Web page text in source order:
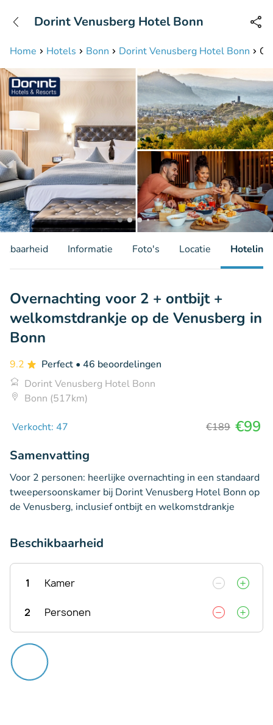
Bereikbaar tot 23:00 uur
Home Hotels Bonn Dorint Venusberg Hotel Bonn
Dorint Venusberg Hotel Bonn
Informatie Foto's Locatie Hotelinfo
Overnachting voor 2 + ontbijt +
welkomstdrankje op de Venusberg in
Bonn
9.2 Perfect • 46 beoordelingen
Dorint Venusberg Hotel Bonn
Bonn (517km)
Verkocht: 47 €189 €99
Samenvatting
Voor 2 personen: heerlijke overnachting in een standaard
tweepersoonskamer bij Dorint Venusberg Hotel Bonn op
de Venusberg, inclusief ontbijt en welkomstdrankje
Beschikbaarheid
1 Kamer
2 Personen